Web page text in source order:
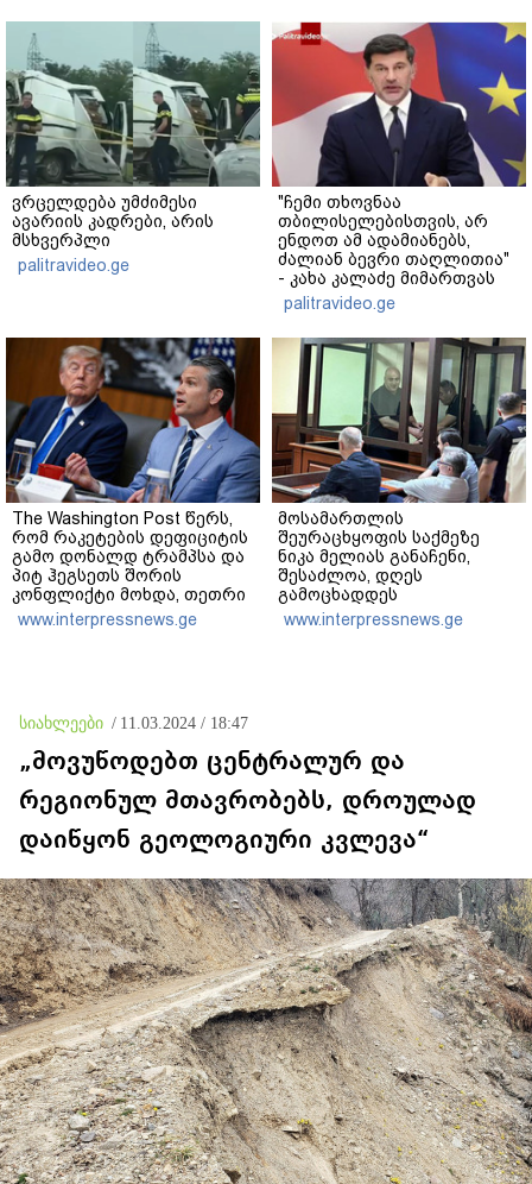
ვრცელდება უმძიმესი
ავარიის კადრები, არის
მსხვერპლი
palitravideo.ge
"ჩემი თხოვნაა
თბილისელებისთვის, არ
ენდოთ ამ ადამიანებს,
ძალიან ბევრი თაღლითია"
- კახა კალაძე მიმართვას
ავრცელებს
palitravideo.ge
The Washington Post წერს,
რომ რაკეტების დეფიციტის
გამო დონალდ ტრამპსა და
პიტ ჰეგსეთს შორის
კონფლიქტი მოხდა, თეთრი
სახლის პრესსპიკერმა კი
აღნიშნულ ინფორმაციას
www.interpressnews.ge
მოსამართლის
შეურაცხყოფის საქმეზე
ნიკა მელიას განაჩენი,
შესაძლოა, დღეს
გამოცხადდეს
www.interpressnews.ge
სიახლეები / 11.03.2024 / 18:47
„მოვუწოდებთ ცენტრალურ და
რეგიონულ მთავრობებს, დროულად
დაიწყონ გეოლოგიური კვლევა“